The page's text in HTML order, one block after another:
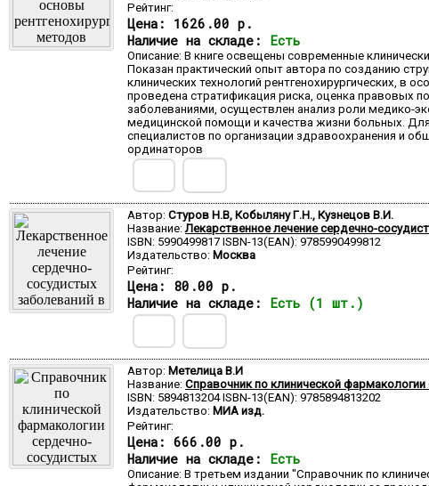
Рейтинг:
Цена: 1626.00 р.
Наличие на складе: Есть
Описание: В книге освещены современные
Показан практический опыт автора по созданию
клинических технологий рентгенохирургических, в
проведена стратификация риска, оценка правовых
заболеваниями, осуществлен анализ роли медико-
медицинской помощи и качества жизни больных. Для
специалистов по организации здравоохранения и
ординаторов
Автор: Стуров Н.В, Кобыляну Г.Н., Кузнецов В.И.
Название:Лекарственное лечение сердечно-
ISBN: 5990499817 ISBN-13(EAN): 9785990499812
Издательство: Москва
Рейтинг:
Цена: 80.00 р.
Наличие на складе: Есть (1 шт.)
Автор: Метелица В.И
Название: Справочник по клинической
ISBN: 5894813204 ISBN-13(EAN): 9785894813202
Издательство: МИА изд.
Рейтинг:
Цена: 666.00 р.
Наличие на складе: Есть
Описание: В третьем издании "Справочник по